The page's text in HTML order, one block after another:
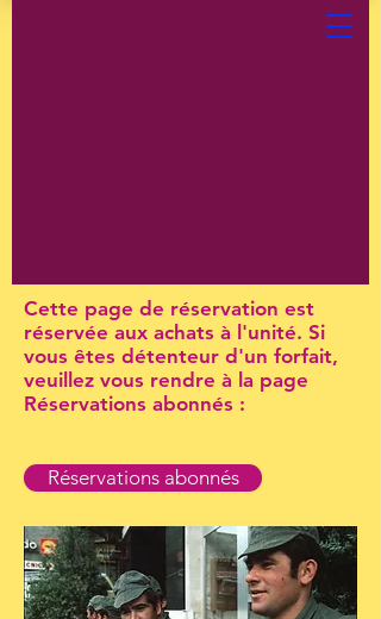
Cette page de réservation est
réservée aux achats à l'unité. Si
vous êtes détenteur d'un forfait,
veuillez vous rendre à la page
Réservations abonnés :
Réservations abonnés